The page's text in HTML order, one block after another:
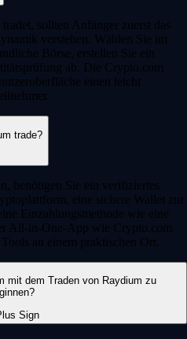
sollten Anfänger zuerst das
verstehen. Wählen Sie im
Börse, erstellen Sie ein
ab. Die Crypto.com
einen leicht
trade?
benötigen Sie ein verifiziertes
eine sichere Wallet zur
Einzahlungsmethode wie eine
All-in-One-App wie Crypto.com
an einem praktischen Ort.
mit dem Traden von Raydium zu